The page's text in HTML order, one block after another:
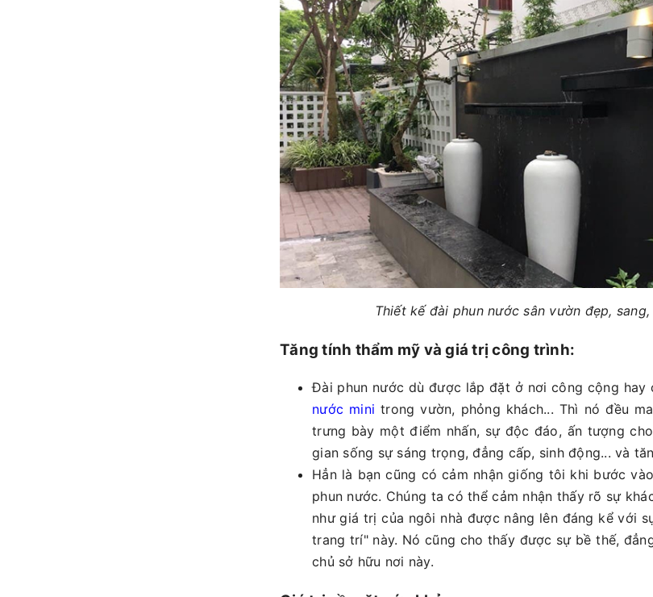
Thiết kế đài phun nước sân vườn đẹp,
Tăng tính thẩm mỹ và giá trị công trình:
Đài phun nước dù được lắp đặt ở nơi công cộng hay
nước mini trong vườn, phỏng khách... Thì nó đều
trưng bày một điểm nhấn, sự độc đáo, ấn tượng
gian sống sự sáng trọng, đẳng cấp, sinh động... và
Hẳn là bạn cũng có cảm nhận giống tôi khi bước
phun nước. Chúng ta có thể cảm nhận thấy rõ sự
như giá trị của ngôi nhà được nâng lên đáng kể với
trang trí" này. Nó cũng cho thấy được sự bề thế,
chủ sở hữu nơi này.